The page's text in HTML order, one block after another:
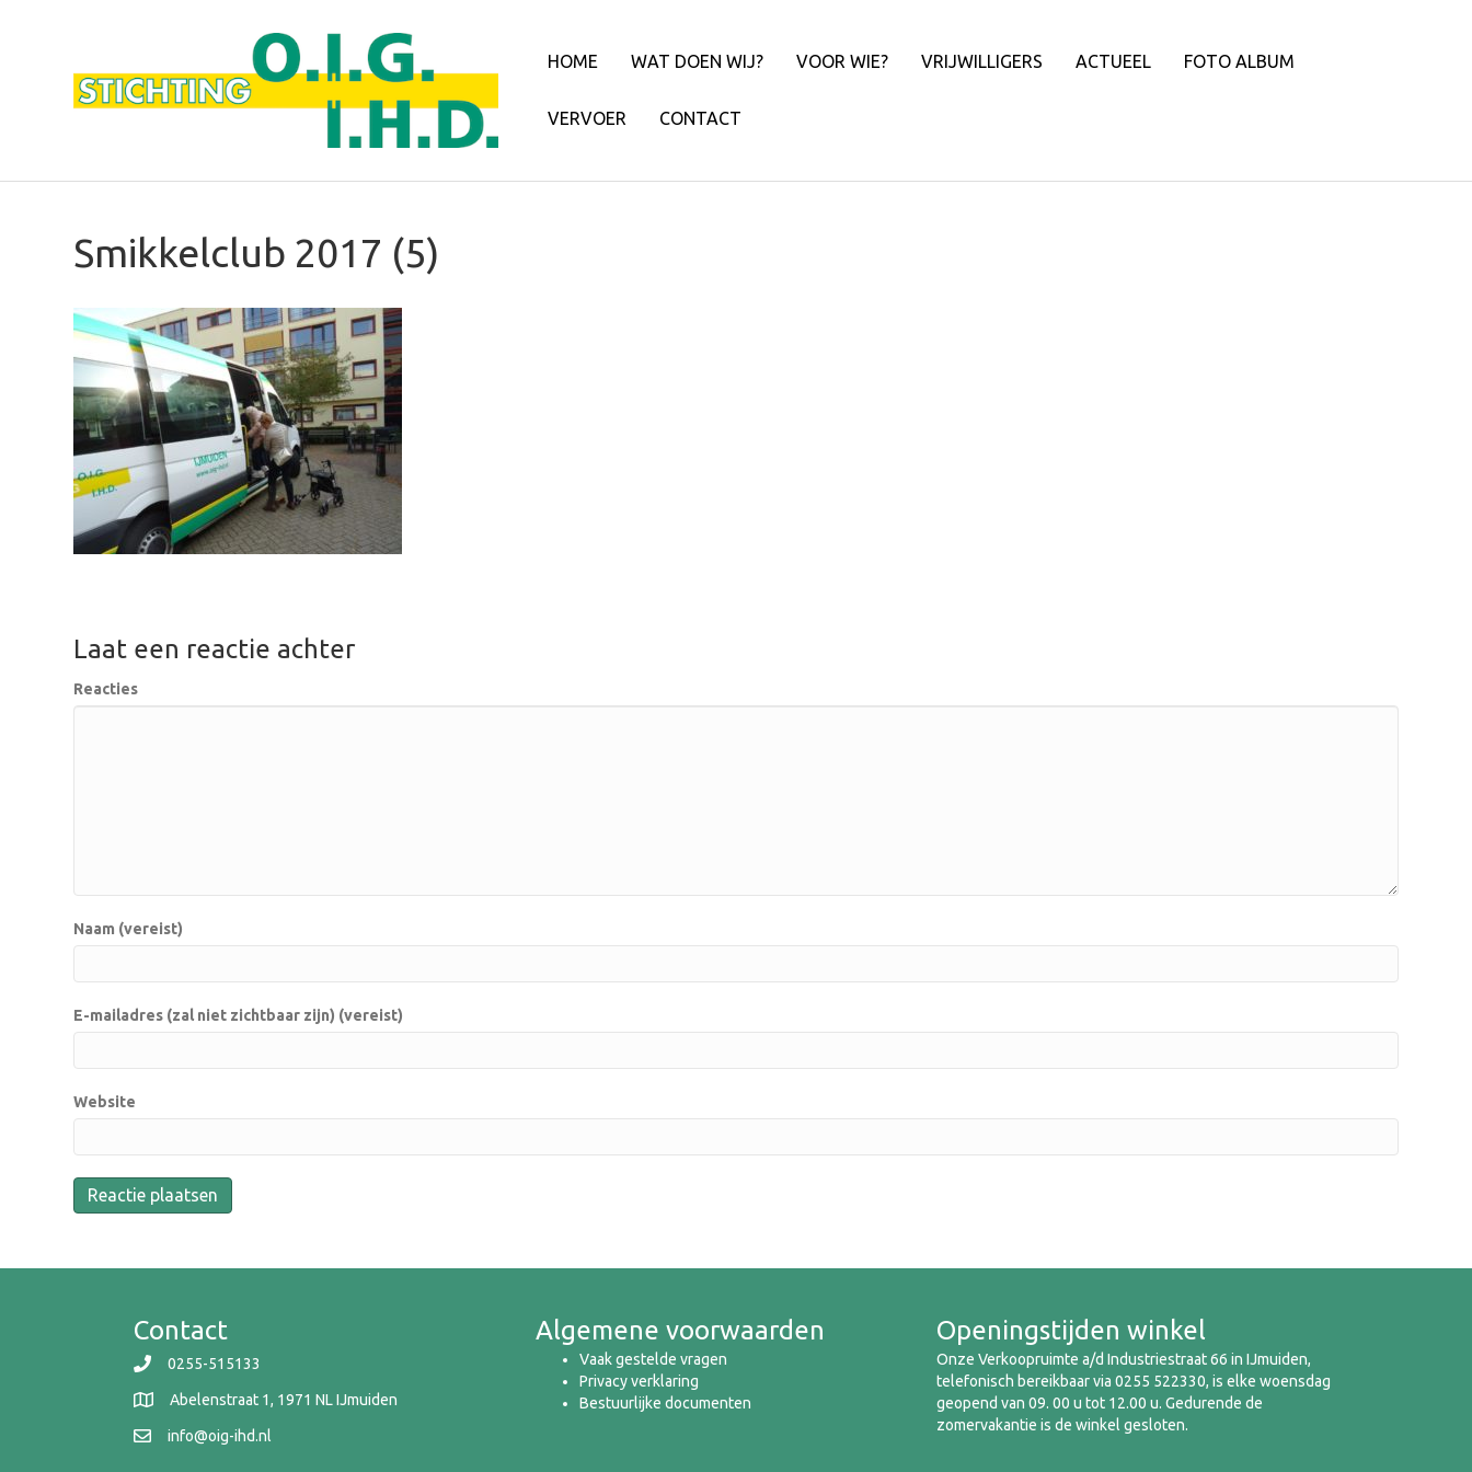
HOME WAT DOEN WIJ? VOOR WIE? VRIJWILLIGERS ACTUEEL FOTO ALBUM
VERVOER CONTACT
Smikkelclub 2017 (5)
Laat een reactie achter
Reacties
Naam (vereist)
E-mailadres (zal niet zichtbaar zijn) (vereist)
Website
Contact
0255-515133
Abelenstraat 1, 1971 NL IJmuiden
info@oig-ihd.nl
Algemene voorwaarden
Vaak gestelde vragen
Privacy verklaring
Bestuurlijke documenten
Openingstijden winkel
Onze Verkoopruimte a/d Industriestraat 66 in IJmuiden,
telefonisch bereikbaar via 0255 522330, is elke woensdag
geopend van 09. 00 u tot 12.00 u. Gedurende de
zomervakantie is de winkel gesloten.